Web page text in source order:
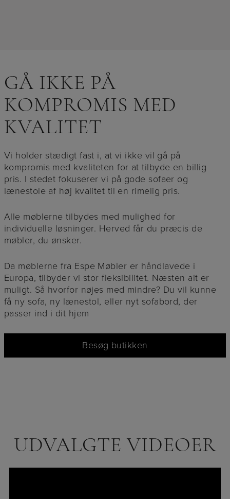
GÅ IKKE PÅ
KOMPROMIS MED
KVALITET
Vi holder stædigt fast i, at vi ikke vil gå på
kompromis med kvaliteten for at tilbyde en billig
pris. I stedet fokuserer vi på gode sofaer og
lænestole af høj kvalitet til en rimelig pris.
Alle møblerne tilbydes med mulighed for
individuelle løsninger. Herved får du præcis de
møbler, du ønsker.
Da møblerne fra Espe Møbler er håndlavede i
Europa, tilbyder vi stor fleksibilitet. Næsten alt er
muligt. Så hvorfor nøjes med mindre? Du vil kunne
få ny sofa, ny lænestol, eller nyt sofabord, der
passer ind i dit hjem
Besøg butikken
UDVALGTE VIDEOER